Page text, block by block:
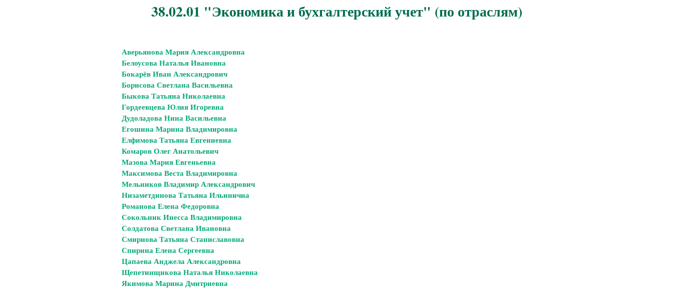
38.02.01 "Экономика и бухгалтерский учет" (по отраслям)
Аверьянова Мария Александровна
Белоусова Наталья Ивановна
Бокарёв Иван Александрович
Борисова Светлана Васильевна
Быкова Татьяна Николаевна
Гордеевцева Юлия Игоревна
Дудоладова Нина Васильевна
Егошина Марина Владимировна
Елфимова Татьяна Евгениевна
Комаров Олег Анатольевич
Мазова Мария Евгеньевна
Максимова Веста Владимировна
Мельников Владимир Александрович
Низаметдинова Татьяна Ильинична
Романова Елена Федоровна
Сокольник Инесса Владимировна
Солдатова Светлана Ивановна
Смирнова Татьяна Станиславовна
Спирина Елена Сергеевна
Цапаева Анджела Александровна
Щепетинщикова Наталья Николаевна
Якимова Марина Дмитриевна